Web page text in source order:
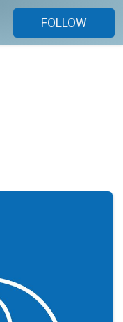
FOLLOW